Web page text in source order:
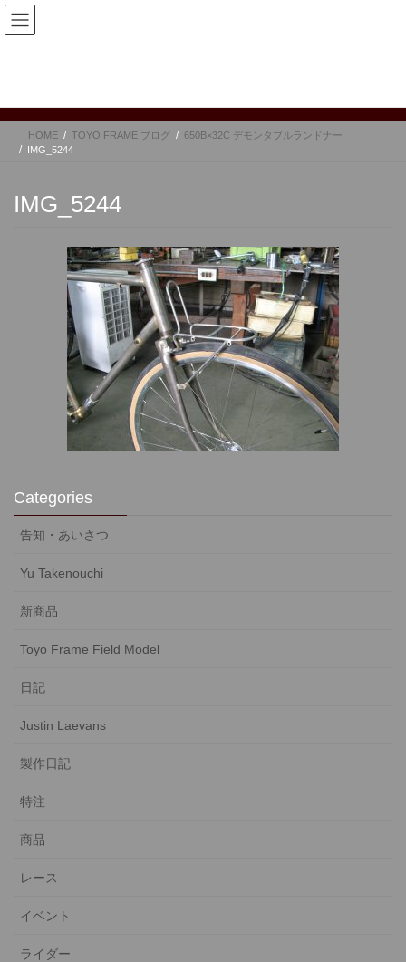
コ
ン
ス
ナ
ビ
ン
HOME TOYO FRAME ブログ
650B×32C デモンタブルランドナー
IMG_5244
IMG_5244
Categories
告知・あいさつ
Yu Takenouchi
新商品
Toyo Frame Field Model
日記
Justin Laevans
製作日記
特注
商品
レース
イベント
ライダー